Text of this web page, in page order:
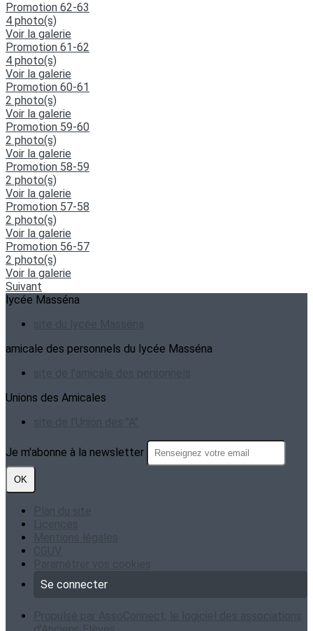
Promotion 62-63
4 photo(s)
Voir la galerie
Promotion 61-62
4 photo(s)
Voir la galerie
Promotion 60-61
2 photo(s)
Voir la galerie
Promotion 59-60
2 photo(s)
Voir la galerie
Promotion 58-59
2 photo(s)
Voir la galerie
Promotion 57-58
2 photo(s)
Voir la galerie
Promotion 56-57
2 photo(s)
Voir la galerie
Suivant
lycée Masséna
amicale des personnels du lycée Masséna
Unions des Amicales
Je m'abonne à la newsletter
OK
Se connecter